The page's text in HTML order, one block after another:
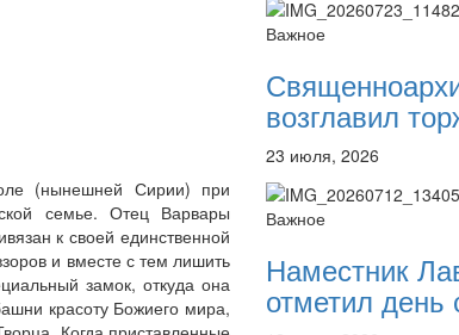
12 сентября 2015Название
12 сентября 2015
12 сентября 2015Название
12 сентября 2015Название
12 сентября 2015Название
12 сентября 2015Название
12 сентября 2015
Перейти к архиву
(нынешней Сирии) при
семье. Отец Варвары
к своей единственной
и вместе с тем лишить
замок, откуда она
красоту Божиего мира,
Важное
возглавил
23 июля, 2026
Важное
Наместник
отметил день